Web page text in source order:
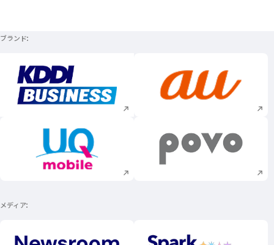
ブランド
新規ウィンドウで開く 新規ウィンドウで
新規ウィンドウで開く 新規ウィンドウで
メディア